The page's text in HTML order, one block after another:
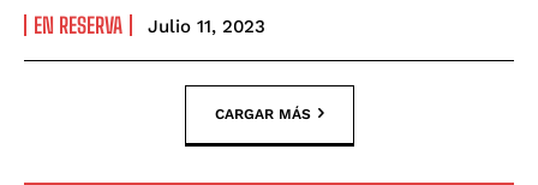
EN RESERVA Julio 11, 2023
CARGAR MÁS